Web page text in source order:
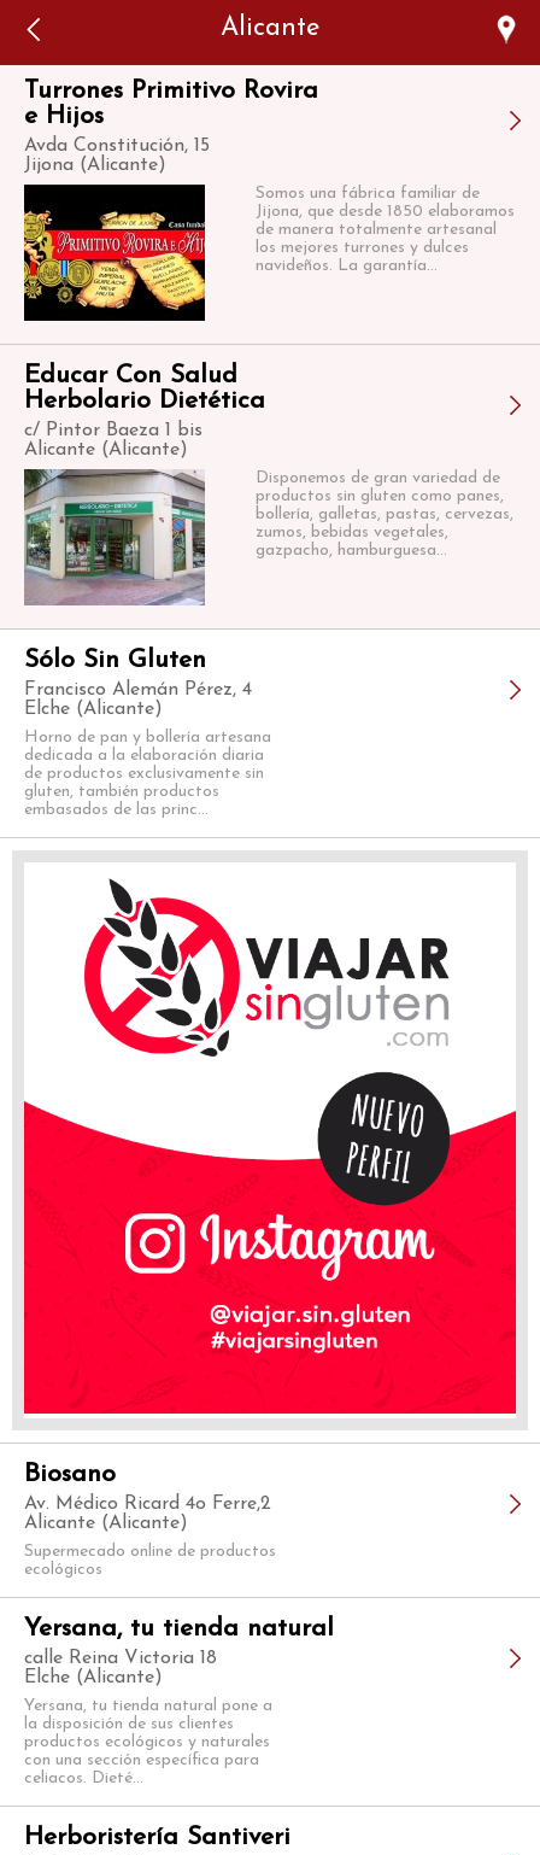
Alicante
Turrones Primitivo Rovira
e Hijos
Avda Constitución, 15
Jijona (Alicante)
Somos una fábrica familiar de
Jijona, que desde 1850 elaboramos
de manera totalmente artesanal
los mejores turrones y dulces
navideños. La garantía...
Educar Con Salud
Herbolario Dietética
c/ Pintor Baeza 1 bis
Alicante (Alicante)
Disponemos de gran variedad de
productos sin gluten como panes,
bollería, galletas, pastas, cervezas,
zumos, bebidas vegetales,
gazpacho, hamburguesa...
Sólo Sin Gluten
Francisco Alemán Pérez, 4
Elche (Alicante)
Horno de pan y bollería artesana
dedicada a la elaboración diaria
de productos exclusivamente sin
gluten, también productos
embasados de las princ...
Biosano
Av. Médico Ricard 4o Ferre,2
Alicante (Alicante)
Supermecado online de productos
ecológicos
Yersana, tu tienda natural
calle Reina Victoria 18
Elche (Alicante)
Yersana, tu tienda natural pone a
la disposición de sus clientes
productos ecológicos y naturales
con una sección específica para
celiacos. Dieté...
Herboristería Santiveri
Error: The domain WWW.VIAJARSINGLUTEN.COM is not
authorized to show the cookie declaration for domain group
ID 546ddaab-b478-4440-aa8a-3b0205284212. Please add it to
the domain group in the Cookiebot Manager to authorize
the domain.